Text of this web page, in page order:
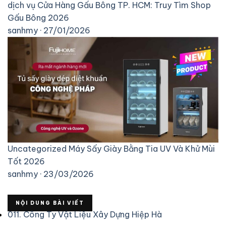
dịch vụ Cửa Hàng Gấu Bông TP. HCM: Truy Tìm Shop
Gấu Bông 2026
sanhmy · 27/01/2026
Uncategorized Máy Sấy Giày Bằng Tia UV Và Khử Mùi
Tốt 2026
sanhmy · 23/03/2026
NỘI DUNG BÀI VIẾT
011. Công Ty Vật Liệu Xây Dựng Hiệp Hà